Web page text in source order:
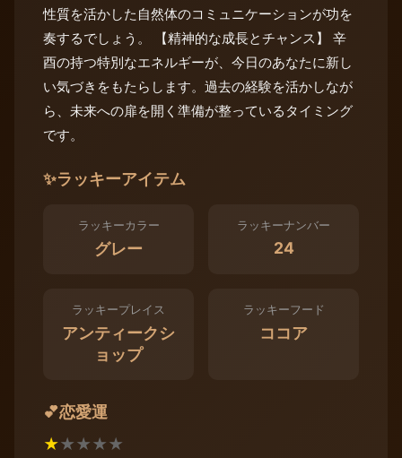
性質を活かした自然体のコミュニケーションが功を
奏するでしょう。 【精神的な成長とチャンス】 辛
酉の持つ特別なエネルギーが、今日のあなたに新し
い気づきをもたらします。過去の経験を活かしなが
ら、未来への扉を開く準備が整っているタイミング
です。
✨ラッキーアイテム
ラッキーカラー
グレー
ラッキーナンバー
24
ラッキープレイス
アンティークシ
ョップ
ラッキーフード
ココア
💕恋愛運
★★★★★